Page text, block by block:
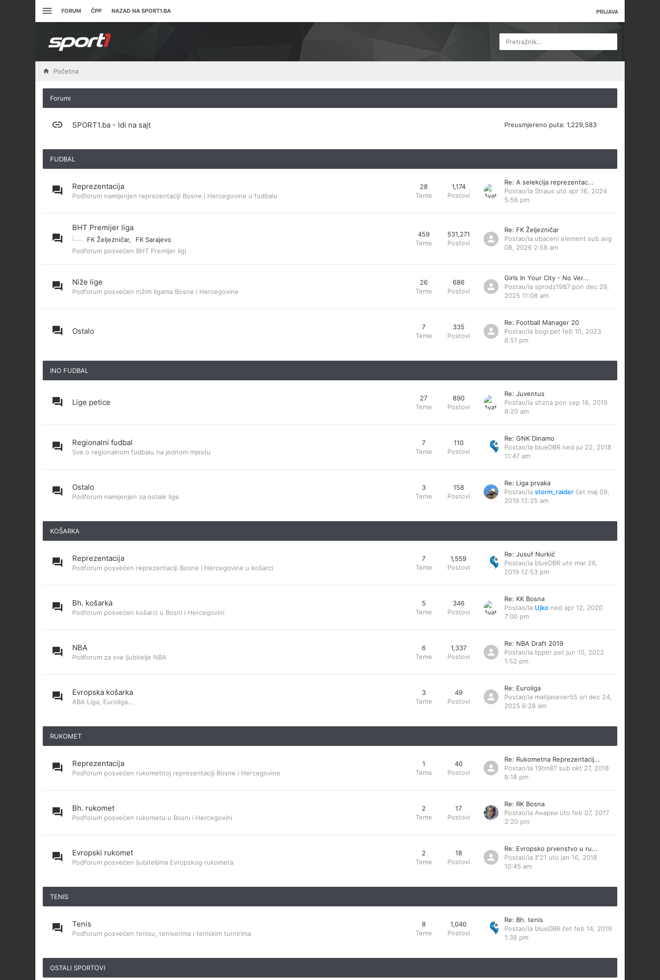
FORUM ČPP NAZAD NA SPORT1.BA PRIJAVA
Pretražnik...
Početna
Forumi
SPORT1.ba - Idi na sajt Preusmjereno puta: 1,229,583
FUDBAL
Reprezentacija
Podforum namijenjen reprezentaciji Bosne i Hercegovine u fudbalu
28
Teme
1,174
Postovi
Re: A selekcija reprezentac...
Postao/la Straus uto apr 16, 2024
5:56 pm
BHT Premijer liga
FK Željezničar,
FK Sarajevo
Podforum posvećen BHT Premijer ligi
459
Teme
531,271
Postovi
Re: FK Željezničar
Postao/la ubaceni element sub avg
08, 2026 2:58 am
Niže lige
Podforum posvećen nižim ligama Bosne i Hercegovine
26
Teme
686
Postovi
Girls In Your City - No Ver...
Postao/la sprodz1987 pon dec 29,
2025 11:08 am
Ostalo
7
Teme
335
Postovi
Re: Football Manager 20
Postao/la bogi pet feb 10, 2023
8:51 pm
INO FUDBAL
Lige petice
27
Teme
890
Postovi
Re: Juventus
Postao/la shzna pon sep 16, 2019
8:20 am
Regionalni fudbal
Sve o regionalnom fudbalu na jednom mjestu
7
Teme
110
Postovi
Re: GNK Dinamo
Postao/la blueDBR ned jul 22, 2018
11:47 am
Ostalo
Podforum namijenjen za ostale lige
3
Teme
158
Postovi
Re: Liga prvaka
Postao/la storm_raider čet maj 09,
2019 12:25 am
KOŠARKA
Reprezentacija
Podforum posvećen reprezentaciji Bosne i Hercegovine u košarci
7
Teme
1,559
Postovi
Re: Jusuf Nurkić
Postao/la blueDBR uto mar 26,
2019 12:53 pm
Bh. košarka
Podforum posvećen košarci u Bosni i Hercegovini
5
Teme
346
Postovi
Re: KK Bosna
Postao/la Ujko ned apr 12, 2020
7:00 pm
NBA
Podforum za sve ljubitelje NBA
6
Teme
1,337
Postovi
Re: NBA Draft 2019
Postao/la lipper pet jun 10, 2022
1:52 pm
Evropska košarka
ABA Liga, Euroliga...
3
Teme
49
Postovi
Re: Euroliga
Postao/la matijasever55 sri dec 24,
2025 6:28 am
RUKOMET
Reprezentacija
Podforum posvećen rukometnoj reprezentaciji Bosne i Hercegovine
1
Tema
40
Postovi
Re: Rukometna Reprezentacij...
Postao/la 19tm87 sub okt 27, 2018
8:18 pm
Bh. rukomet
Podforum posvećen rukometu u Bosni i Hercegovini
2
Teme
17
Postovi
Re: RK Bosna
Postao/la Анарки uto feb 07, 2017
2:20 pm
Evropski rukomet
Podforum posvećen ljubiteljima Evropskog rukometa
2
Teme
18
Postovi
Re: Evropsko prvenstvo u ru...
Postao/la ž'21 uto jan 16, 2018
10:45 am
TENIS
Tenis
Podforum posvećen tenisu, teniserima i teniskim turnirima
8
Teme
1,040
Postovi
Re: Bh. tenis
Postao/la blueDBR čet feb 14, 2019
1:38 pm
OSTALI SPORTOVI